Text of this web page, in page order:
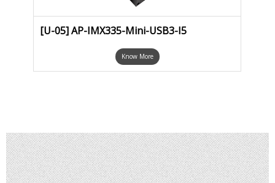
[U-05] AP-IMX335-Mini-USB3-I5
Know More